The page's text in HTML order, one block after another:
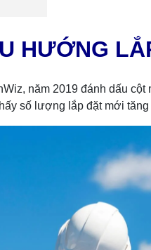
HƯỚNG
năm 2019 đánh dấu
số lượng lắp đặt mới